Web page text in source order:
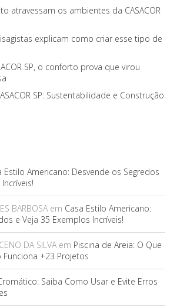
atravessam os ambientes da CASACOR
explicam como criar esse tipo de
SP, o conforto prova que virou
SP: Sustentabilidade e Construção
Estilo Americano: Desvende os Segredos
BARBOSAem Casa Estilo Americano:
e Veja 35 Exemplos Incríveis!
DA SILVAem Piscina de Areia: O Que
Funciona +23 Projetos
Saiba Como Usar e Evite Erros